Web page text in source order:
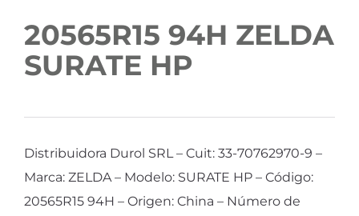
20565R15 94H ZELDA
SURATE HP
Distribuidora Durol SRL – Cuit: 33-70762970-9 –
Marca: ZELDA – Modelo: SURATE HP – Código:
20565R15 94H – Origen: China – Número de